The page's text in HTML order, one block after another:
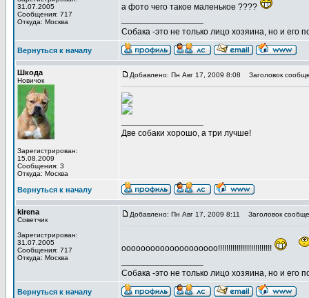
31.07.2005
Сообщения: 717
Откуда: Москва
а фото чего такое маленькое ????
Собака -это не только лицо хозяина, но и его
Вернуться к началу
Шкода
Новичок
Зарегистрирован:
15.08.2009
Сообщения: 3
Откуда: Москва
Добавлено: Пн Авг 17, 2009 8:08 Заголовок
Две собаки хорошо, а три лучше!
Вернуться к началу
kirena
Советчик
Зарегистрирован:
31.07.2005
Сообщения: 717
Откуда: Москва
Добавлено: Пн Авг 17, 2009 8:11 Заголовок
оооооооооооооооооооо!!!!!!!!!!!!!!!!!!!!!!!!!!
Собака -это не только лицо хозяина, но и его
Вернуться к началу